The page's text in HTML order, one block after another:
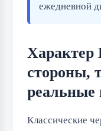
ежедневной
Характер
стороны,
реальные
Классические